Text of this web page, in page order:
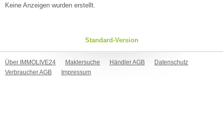
Keine Anzeigen wurden erstellt.
Standard-Version
Über IMMOLIVE24 Maklersuche Händler AGB
Datenschutz
Verbraucher AGB
Impressum